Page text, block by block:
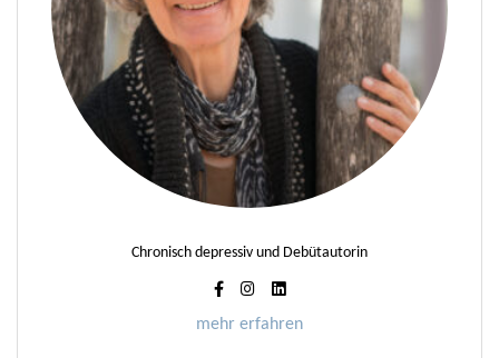
Chronisch depressiv und Debütautorin
mehr erfahren